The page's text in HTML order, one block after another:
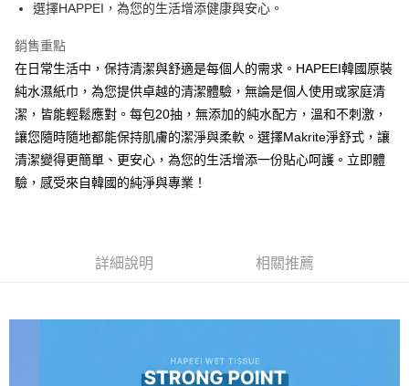
每筆NT$120，滿NT$500(含以上)免運費
貨到付款
每筆NT$120，滿NT$500(含以上)免運費
選擇HAPPEI，為您的生活增添健康與安心。
銷售重點
在日常生活中，保持清潔與舒適是每個人的需求。HAPEEI韓國原裝
純水濕紙巾，為您提供卓越的清潔體驗，無論是個人使用或家庭清
潔，皆能輕鬆應對。每包20抽，無添加的純水配方，溫和不刺激，
讓您隨時隨地都能保持肌膚的潔淨與柔軟。選擇Makrite淨舒式，讓
清潔變得更簡單、更安心，為您的生活增添一份貼心呵護。立即體
驗，感受來自韓國的純淨與專業！
詳細說明 相關推薦